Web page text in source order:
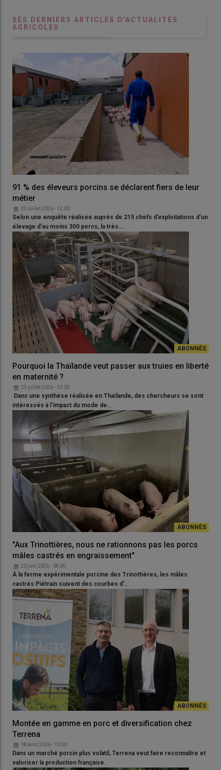
SES DERNIERS ARTICLES D'ACTUALITÉS
AGRICOLES
91 % des éleveurs porcins se déclarent fiers de leur
métier
29 juillet 2026 - 12:00
Selon une enquête réalisée auprès de 215 chefs d’exploitations d’un
élevage d’au moins 300 porcs, la très…
Pourquoi la Thaïlande veut passer aux truies en liberté
en maternité ?
23 juillet 2026 - 12:00
Dans une synthèse réalisée en Thaïlande, des chercheurs se sont
intéressés à l’impact du mode de…
"Aux Trinottières, nous ne rationnons pas les porcs
mâles castrés en engraissement"
20 juin 2026 - 08:00
À la ferme expérimentale porcine des Trinottières, les mâles
castrés Piétrain suivent des courbes d’…
Montée en gamme en porc et diversification chez
Terrena
18 avril 2026 - 10:00
Dans un marché porcin plus volatil, Terrena veut faire reconnaître et
valoriser la production française.